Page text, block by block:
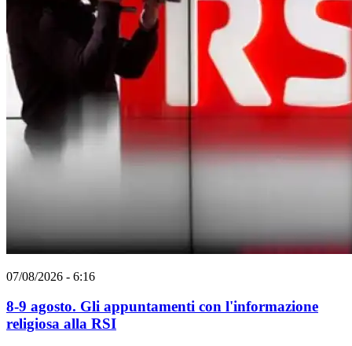
07/08/2026 - 6:16
8-9 agosto. Gli appuntamenti con l'informazione
religiosa alla RSI